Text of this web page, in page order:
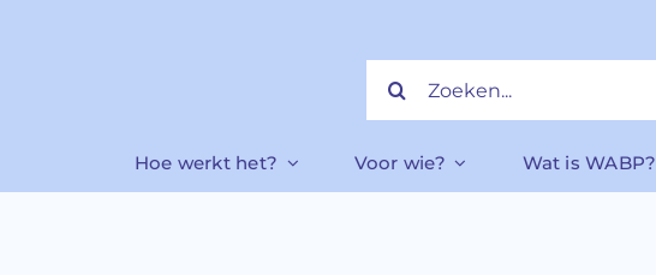
naar:
Hoe werkt het? Voor wie? Wat is WABP?